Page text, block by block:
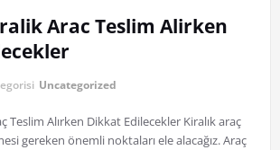
Arac Teslim Alirken
Uncategorized
Teslim Alırken Dikkat Edilecekler Kiralık araç
gereken önemli noktaları ele alacağız. Araç